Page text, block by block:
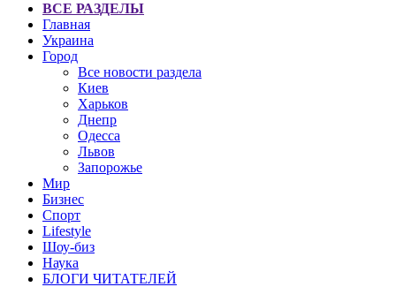
ВСЕ РАЗДЕЛЫ
Главная
Украина
Город
Все новости раздела
Киев
Харьков
Днепр
Одесса
Львов
Запорожье
Мир
Бизнес
Спорт
Lifestyle
Шоу-биз
Наука
БЛОГИ ЧИТАТЕЛЕЙ